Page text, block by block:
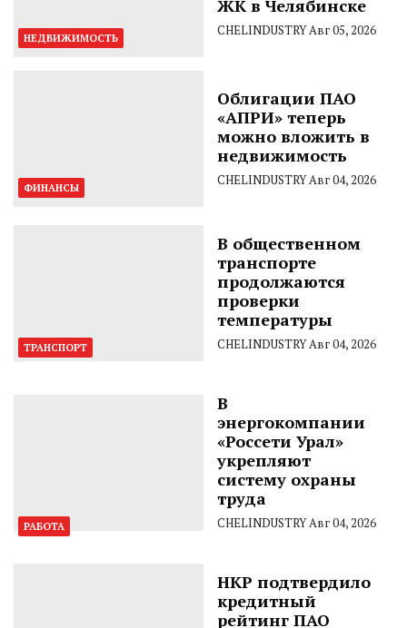
НЕДВИЖИМОСТЬ
ЖК в Челябинске
CHELINDUSTRYАвг 05, 2026
ФИНАНСЫ
Облигации ПАО
«АПРИ» теперь
можно вложить в
недвижимость
CHELINDUSTRYАвг 04, 2026
ТРАНСПОРТ
В общественном
транспорте
продолжаются
проверки
температуры
CHELINDUSTRYАвг 04, 2026
РАБОТА
В
энергокомпании
«Россети Урал»
укрепляют
систему охраны
труда
CHELINDUSTRYАвг 04, 2026
НКР подтвердило
кредитный
рейтинг ПАО